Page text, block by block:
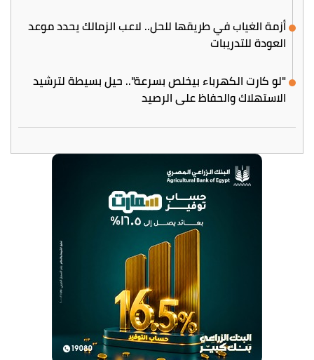
أزمة الغياب في طريقها للحل.. لاعب الزمالك يحدد موعد
العودة للتدريبات
"لو كارت الكهرباء بيخلص بسرعة".. حيل بسيطة لترشيد
الاستهلاك والحفاظ على الرصيد